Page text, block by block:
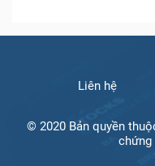
Liên hệ
© 2020 Bản quyền
chứng